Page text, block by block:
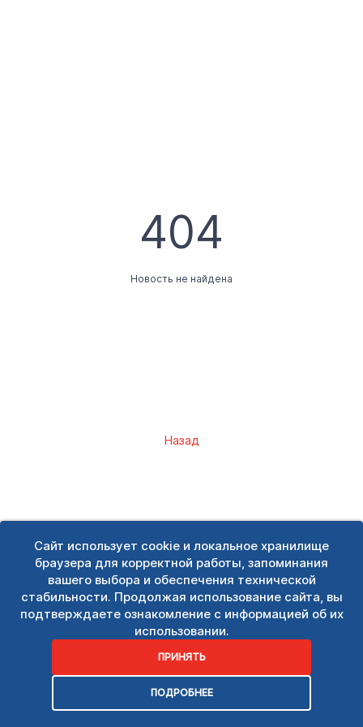
Сайт использует cookie и локальное хранилище
браузера для корректной работы, запоминания
вашего выбора и обеспечения технической
стабильности. Продолжая использование сайта, вы
подтверждаете ознакомление с информацией об их
использовании.
ПРИНЯТЬ
ПОДРОБНЕЕ
404
Новость не найдена
Назад